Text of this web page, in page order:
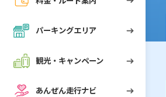
Go!）
パーキングエリア
観光・キャンペーン
あんぜん走行ナビ